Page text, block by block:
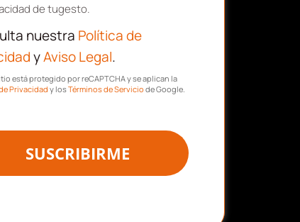
de tugesto.
nuestra Política de
yAviso Legal.
está protegido por reCAPTCHA y se aplican la
Privacidady losTérminos de Servicio de Google.
SUSCRIBIRME